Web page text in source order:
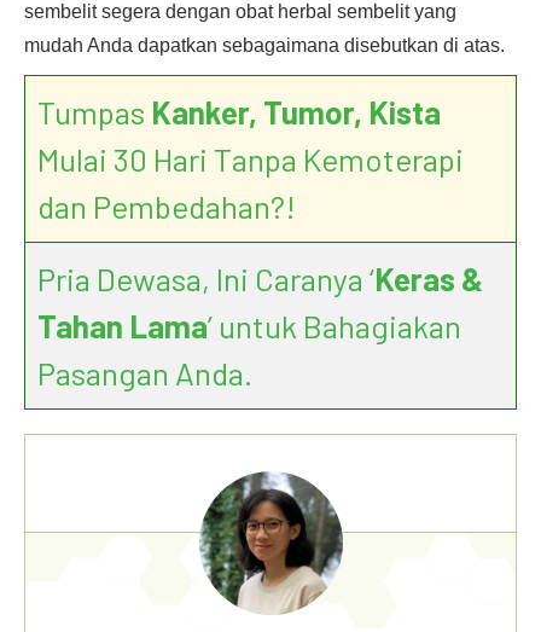
sembelit segera dengan obat herbal sembelit yang
mudah Anda dapatkan sebagaimana disebutkan di atas.
Tumpas Kanker, Tumor, Kista
Mulai 30 Hari Tanpa Kemoterapi
dan Pembedahan?!
Pria Dewasa, Ini Caranya ‘Keras &
Tahan Lama’ untuk Bahagiakan
Pasangan Anda.